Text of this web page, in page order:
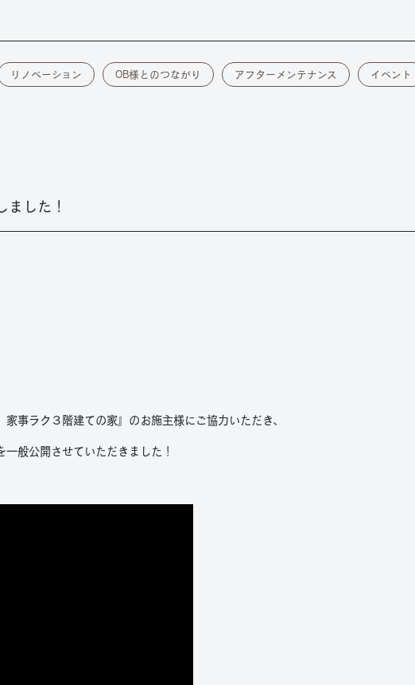
リノベーション OB様とのつながり アフターメンテナンス イベント
ました！
事ラク３階建ての家』のお施主様にご協力いただき、
般公開させていただきました！